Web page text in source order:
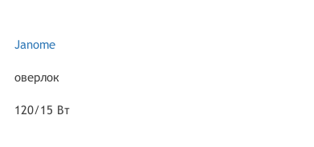
Janome
оверлок
120/15 Вт